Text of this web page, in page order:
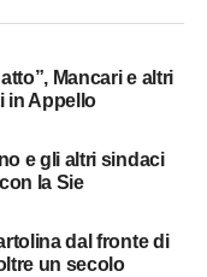
durato
di
Mancari e altri
in Appello
e gli altri sindaci
la Sie
dal fronte di
un secolo